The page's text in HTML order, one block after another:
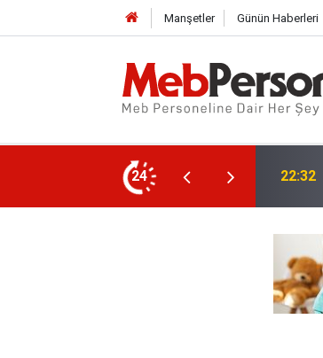
Manşetler Günün Haberleri
24
Puanlarla Öğrenci Alan Meslek
22:02